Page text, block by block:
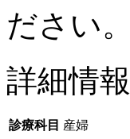
ださい。
詳細情報
診療科目 産婦